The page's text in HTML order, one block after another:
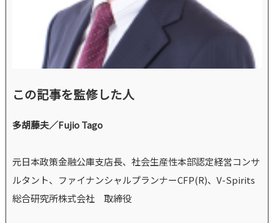
この記事を監修した人
多胡藤夫／Fujio Tago
元日本政策金融公庫支店長、社会生産性本部認定経営コンサ
ルタント、ファイナンシャルプランナーCFP(R)、V-Spirits
総合研究所株式会社 取締役